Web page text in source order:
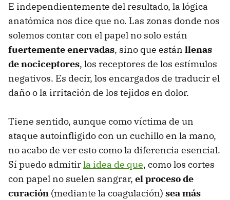
E independientemente del resultado, la lógica
anatómica nos dice que no. Las zonas donde nos
solemos contar con el papel no solo están
fuertemente enervadas, sino que están llenas
de nociceptores, los receptores de los estímulos
negativos. Es decir, los encargados de traducir el
daño o la irritación de los tejidos en dolor.
Tiene sentido, aunque como víctima de un
ataque autoinfligido con un cuchillo en la mano,
no acabo de ver esto como la diferencia esencial.
Sí puedo admitirla idea de que, como los cortes
con papel no suelen sangrar, el proceso de
curación (mediante la coagulación) sea más